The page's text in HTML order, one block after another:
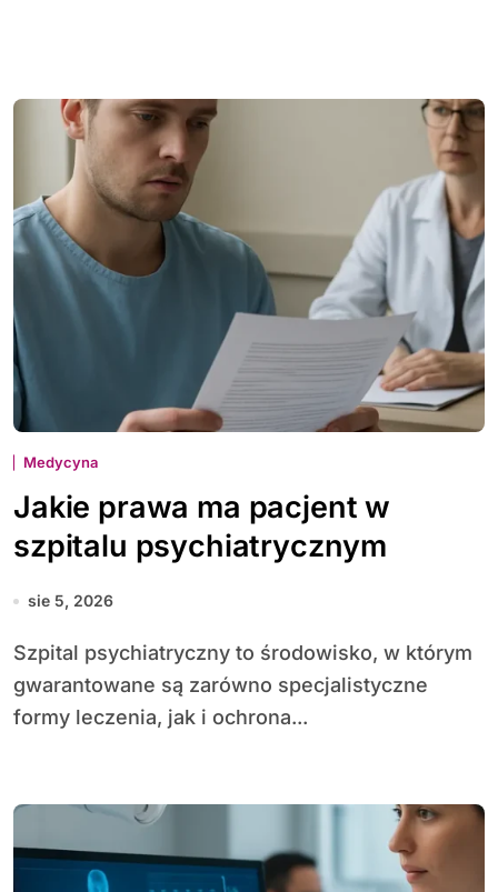
Medycyna
Jakie prawa ma pacjent w
szpitalu psychiatrycznym
sie 5, 2026
Szpital psychiatryczny to środowisko, w którym
gwarantowane są zarówno specjalistyczne
formy leczenia, jak i ochrona...